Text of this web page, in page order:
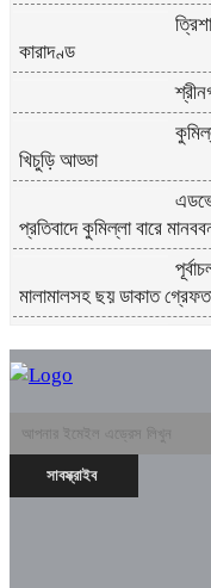
কারাদণ্ড
খিচুড়ি আড্ডা
প্রতিবাদে কুমিল্লা বারে
মালামালসহ ছয় ডাকাত
পাগলা মার্কেটে